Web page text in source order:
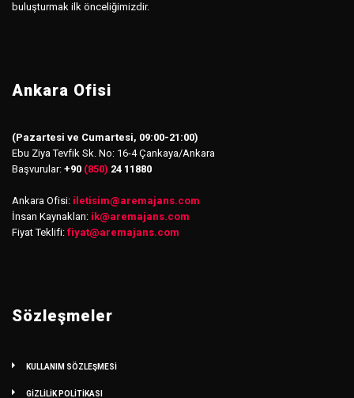
buluşturmak ilk önceliğimizdir.
Ankara Ofisi
(Pazartesi ve Cumartesi, 09:00-21:00)
Ebu Ziya Tevfik Sk. No: 16-4 Çankaya/Ankara
Başvurular: +90 (850) 24 11880
Ankara Ofisi: iletisim@aremajans.com
İnsan Kaynakları: ik@aremajans.com
Fiyat Teklifi: fiyat@aremajans.com
Sözleşmeler
KULLANIM SÖZLEŞMESİ
GİZLİLİK POLİTİKASI